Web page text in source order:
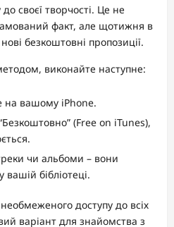
своєї творчості. Це не
факт, але щотижня в
безкоштовні пропозиції.
виконайте наступне:
на вашому iPhone.
(Free on iTunes),
чи альбоми – вони
вашій бібліотеці.
доступу до всіх
варіант для знайомства з